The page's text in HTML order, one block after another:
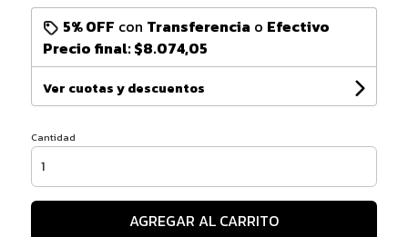
5% OFF con Transferencia o Efectivo
Precio final:$8.074,05
Ver cuotas y descuentos
Cantidad
AGREGAR AL CARRITO